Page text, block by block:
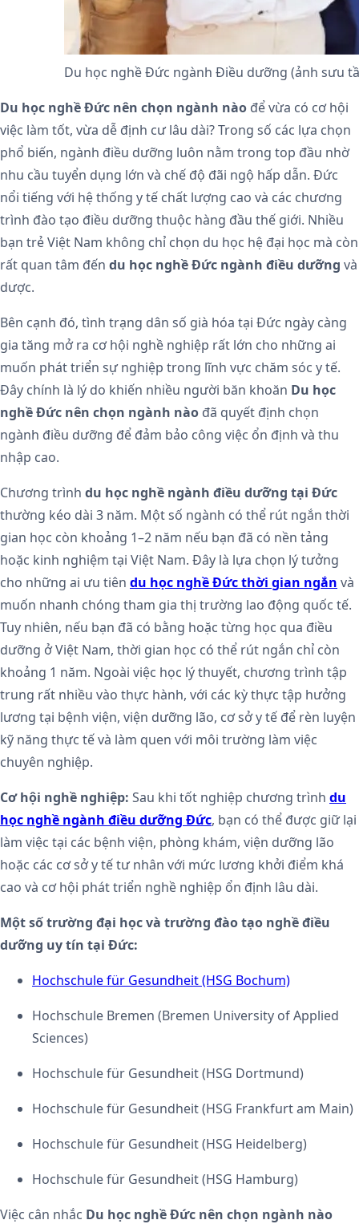
Du học nghề Đức ngành Điều dưỡng (ảnh sưu
Du học nghề Đức nên chọn ngành nào để vừa có cơ hội
việc làm tốt, vừa dễ định cư lâu dài? Trong số các lựa chọn
phổ biến, ngành điều dưỡng luôn nằm trong top đầu nhờ
nhu cầu tuyển dụng lớn và chế độ đãi ngộ hấp dẫn. Đức
nổi tiếng với hệ thống y tế chất lượng cao và các chương
trình đào tạo điều dưỡng thuộc hàng đầu thế giới. Nhiều
bạn trẻ Việt Nam không chỉ chọn du học hệ đại học mà còn
rất quan tâm đến du học nghề Đức ngành điều dưỡng và
dược.
Bên cạnh đó, tình trạng dân số già hóa tại Đức ngày càng
gia tăng mở ra cơ hội nghề nghiệp rất lớn cho những ai
muốn phát triển sự nghiệp trong lĩnh vực chăm sóc y tế.
Đây chính là lý do khiến nhiều người băn khoăn Du học
nghề Đức nên chọn ngành nào đã quyết định chọn
ngành điều dưỡng để đảm bảo công việc ổn định và thu
nhập cao.
Chương trình du học nghề ngành điều dưỡng tại Đức
thường kéo dài 3 năm. Một số ngành có thể rút ngắn thời
gian học còn khoảng 1–2 năm nếu bạn đã có nền tảng
hoặc kinh nghiệm tại Việt Nam. Đây là lựa chọn lý tưởng
cho những ai ưu tiên du học nghề Đức thời gian ngắn và
muốn nhanh chóng tham gia thị trường lao động quốc tế.
Tuy nhiên, nếu bạn đã có bằng hoặc từng học qua điều
dưỡng ở Việt Nam, thời gian học có thể rút ngắn chỉ còn
khoảng 1 năm. Ngoài việc học lý thuyết, chương trình tập
trung rất nhiều vào thực hành, với các kỳ thực tập hưởng
lương tại bệnh viện, viện dưỡng lão, cơ sở y tế để rèn luyện
kỹ năng thực tế và làm quen với môi trường làm việc
chuyên nghiệp.
Cơ hội nghề nghiệp: Sau khi tốt nghiệp chương trình du
học nghề ngành điều dưỡng Đức, bạn có thể được giữ lại
làm việc tại các bệnh viện, phòng khám, viện dưỡng lão
hoặc các cơ sở y tế tư nhân với mức lương khởi điểm khá
cao và cơ hội phát triển nghề nghiệp ổn định lâu dài.
Một số trường đại học và trường đào tạo nghề điều
dưỡng uy tín tại Đức:
Hochschule für Gesundheit (HSG Bochum)
Hochschule Bremen (Bremen University of Applied
Sciences)
Hochschule für Gesundheit (HSG Dortmund)
Hochschule für Gesundheit (HSG Frankfurt am Main)
Hochschule für Gesundheit (HSG Heidelberg)
Hochschule für Gesundheit (HSG Hamburg)
Việc cân nhắc Du học nghề Đức nên chọn ngành nào